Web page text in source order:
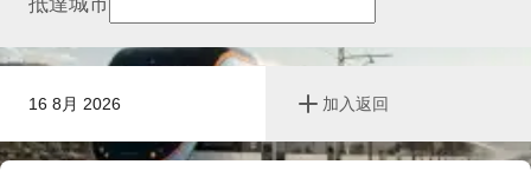
16 8月 2026 加入返回